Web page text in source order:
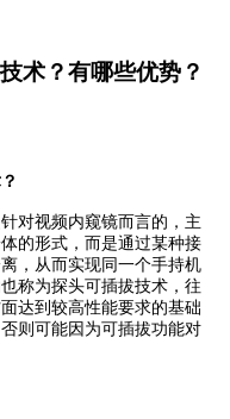
术？有哪些优势？
对视频内窥镜而言的，主
的形式，而是通过某种接
，从而实现同一个手持机
称为探头可插拔技术，往
达到较高性能要求的基础
则可能因为可插拔功能对